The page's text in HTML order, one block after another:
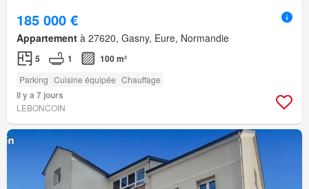
185 000 €
Appartement à 27620, Gasny, Eure, Normandie
5 1 100 m²
Parking Cuisine équipée Chauffage
Il y a 7 jours
LEBONCOIN